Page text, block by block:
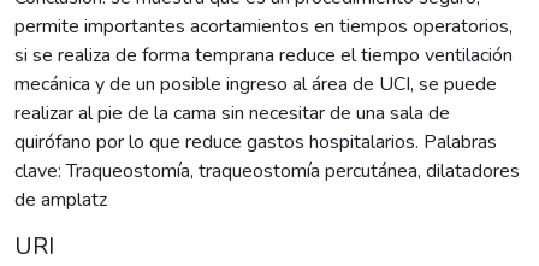
permite importantes acortamientos en tiempos operatorios,
si se realiza de forma temprana reduce el tiempo ventilación
mecánica y de un posible ingreso al área de UCI, se puede
realizar al pie de la cama sin necesitar de una sala de
quirófano por lo que reduce gastos hospitalarios. Palabras
clave: Traqueostomía, traqueostomía percutánea, dilatadores
de amplatz
URI